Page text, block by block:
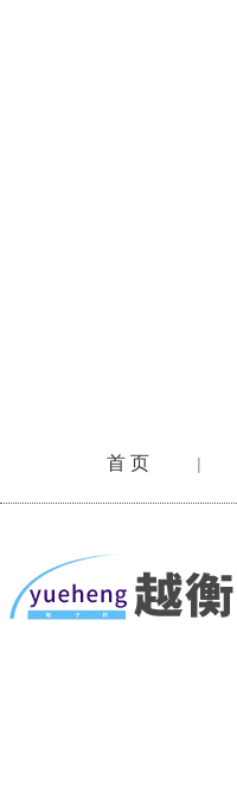
首 页 |